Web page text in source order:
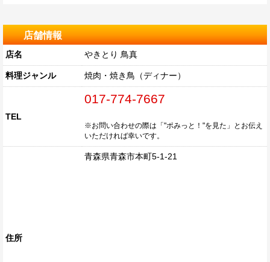
店舗情報
店名 やきとり 鳥真
料理ジャンル 焼肉・焼き鳥（ディナー）
TEL
017-774-7667
※お問い合わせの際は「"ポみっと！"を見た」とお伝え
いただければ幸いです。
住所
青森県青森市本町5-1-21